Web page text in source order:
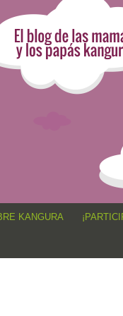
artículos,
KANGURA